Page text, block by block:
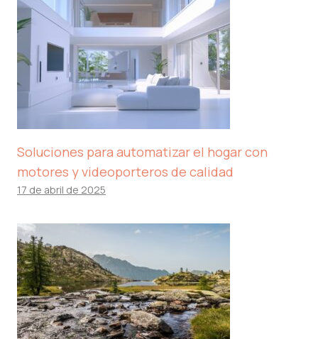
Soluciones para automatizar el hogar con
motores y videoporteros de calidad
17 de abril de 2025